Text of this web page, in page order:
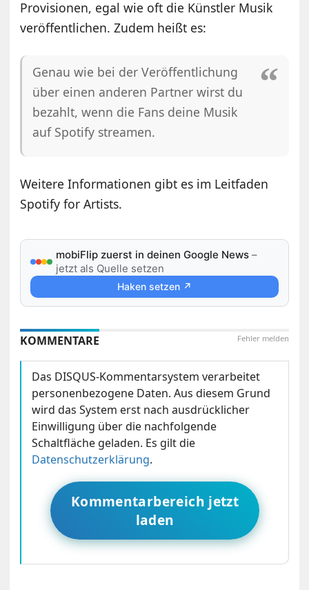
Provisionen, egal wie oft die Künstler Musik
veröffentlichen. Zudem heißt es:
Genau wie bei der Veröffentlichung
über einen anderen Partner wirst du
bezahlt, wenn die Fans deine Musik
auf Spotify streamen.
Weitere Informationen gibt es im Leitfaden
Spotify for Artists.
mobiFlip zuerst in deinen Google News –
jetzt als Quelle setzen
Haken setzen ↗
Fehler melden
KOMMENTARE
Das DISQUS-Kommentarsystem verarbeitet
personenbezogene Daten. Aus diesem Grund
wird das System erst nach ausdrücklicher
Einwilligung über die nachfolgende
Schaltfläche geladen. Es gilt die
Datenschutzerklärung.
Kommentarbereich jetzt
laden